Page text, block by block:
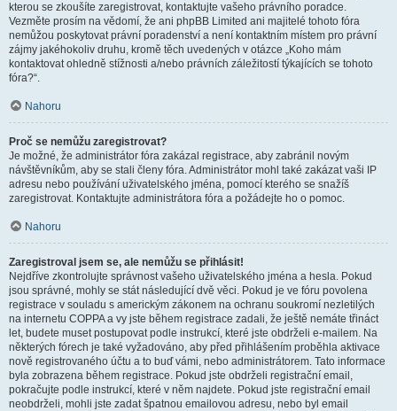
kterou se zkoušíte zaregistrovat, kontaktujte vašeho právního poradce.
Vezměte prosím na vědomí, že ani phpBB Limited ani majitelé tohoto fóra
nemůžou poskytovat právní poradenství a není kontaktním místem pro právní
zájmy jakéhokoliv druhu, kromě těch uvedených v otázce „Koho mám
kontaktovat ohledně stížnosti a/nebo právních záležitostí týkajících se tohoto
fóra?“.
Nahoru
Proč se nemůžu zaregistrovat?
Je možné, že administrátor fóra zakázal registrace, aby zabránil novým
návštěvníkům, aby se stali členy fóra. Administrátor mohl také zakázat vaši IP
adresu nebo používání uživatelského jména, pomocí kterého se snažíš
zaregistrovat. Kontaktujte administrátora fóra a požádejte ho o pomoc.
Nahoru
Zaregistroval jsem se, ale nemůžu se přihlásit!
Nejdříve zkontrolujte správnost vašeho uživatelského jména a hesla. Pokud
jsou správné, mohly se stát následující dvě věci. Pokud je ve fóru povolena
registrace v souladu s americkým zákonem na ochranu soukromí nezletilých
na internetu COPPA a vy jste během registrace zadali, že ještě nemáte třináct
let, budete muset postupovat podle instrukcí, které jste obdrželi e-mailem. Na
některých fórech je také vyžadováno, aby před přihlášením proběhla aktivace
nově registrovaného účtu a to buď vámi, nebo administrátorem. Tato informace
byla zobrazena během registrace. Pokud jste obdrželi registrační email,
pokračujte podle instrukcí, které v něm najdete. Pokud jste registrační email
neobdrželi, mohli jste zadat špatnou emailovou adresu, nebo byl email